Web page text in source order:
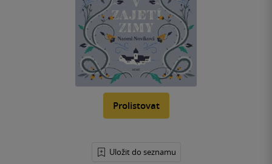
Prolistovat
Uložit do seznamu